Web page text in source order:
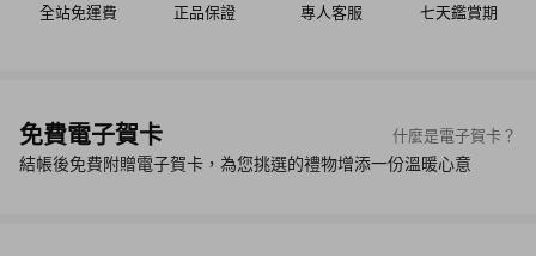
全站免運費 正品保證 專人客服 七天鑑賞期
免費電子賀卡 什麼是電子賀卡？
結帳後免費附贈電子賀卡，為您挑選的禮物增添一份溫暖心意